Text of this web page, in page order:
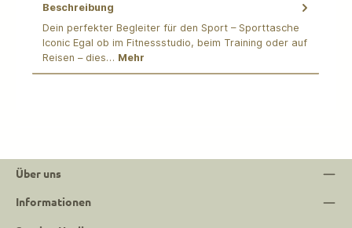
Beschreibung
Dein perfekter Begleiter für den Sport – Sporttasche
Iconic Egal ob im Fitnessstudio, beim Training oder auf
Reisen – dies… Mehr
Über uns
Informationen